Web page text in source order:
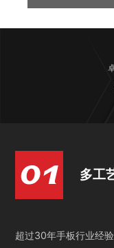
多工
超过30年手板行业经